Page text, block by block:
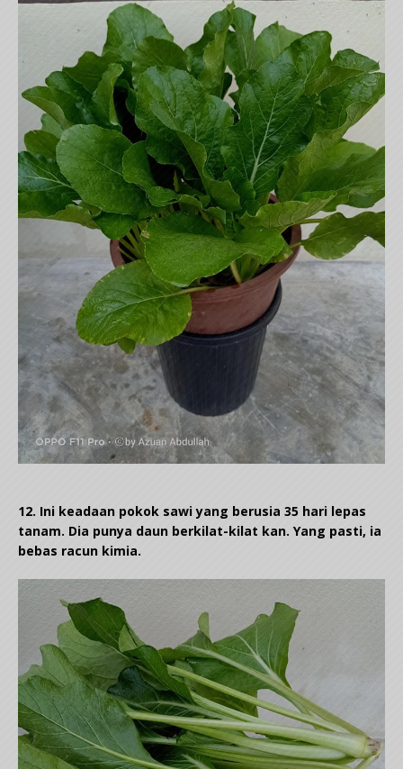
12. Ini keadaan pokok sawi yang berusia 35 hari lepas
tanam. Dia punya daun berkilat-kilat kan. Yang pasti, ia
bebas racun kimia.